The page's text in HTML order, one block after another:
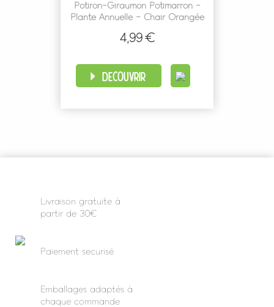
Potiron-Giraumon Potimarron -
Plante Annuelle - Chair Orangée
Prix
4,99 €
DÉCOUVRIR
Livraison gratuite à
partir de 30€
Paiement securisé
Emballages adaptés à
chaque commande